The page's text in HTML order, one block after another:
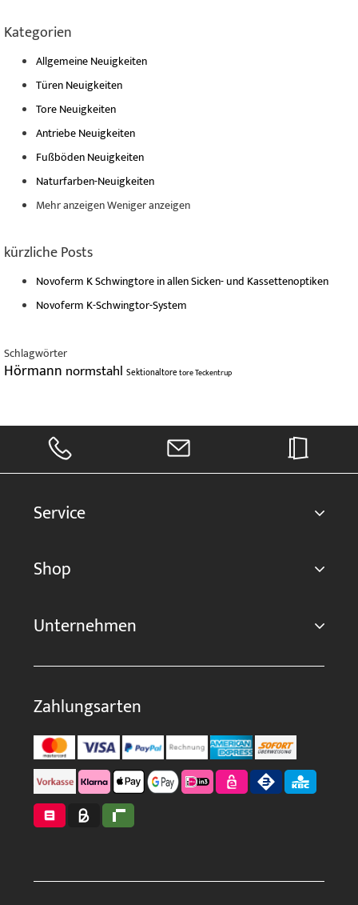
Kategorien
Allgemeine Neuigkeiten
Türen Neuigkeiten
Tore Neuigkeiten
Antriebe Neuigkeiten
Fußböden Neuigkeiten
Naturfarben-Neuigkeiten
Mehr anzeigenWeniger anzeigen
kürzliche Posts
Novoferm K Schwingtore in allen Sicken- und Kassettenoptiken
Novoferm K-Schwingtor-System
Schlagwörter
Hörmann normstahl SektionaltoretoreTeckentrup
Service
Shop
Unternehmen
Zahlungsarten